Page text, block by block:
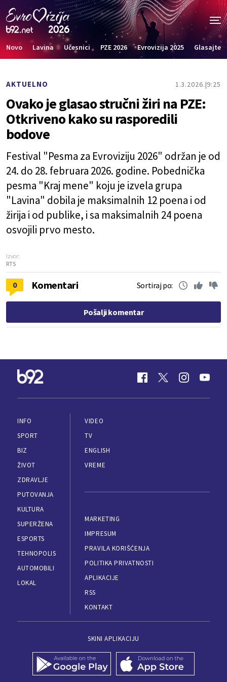
Novo Lavina Učesnici PZE 2026 Evrovizija 2025 Glasajte
AKTUELNO 1.3.2026. 9:25
Ovako je glasao stručni žiri na PZE:
Otkriveno kako su rasporedili
bodove
Festival "Pesma za Evroviziju 2026" održan je od
24. do 28. februara 2026. godine. Pobednička
pesma "Kraj mene" koju je izvela grupa
"Lavina" dobila je maksimalnih 12 poena i od
žirija i od publike, i sa maksimalnih 24 poena
osvojili prvo mesto.
Izvor:
RTS
0 Komentari Sortiraj po:
Pošalji komentar
INFO
SPORT
BIZ
ŽIVOT
ZDRAVLJE
PUTOVANJA
KULTURA
SUPERŽENA
ESPORTS
TEHNOPOLIS
AUTOMOBILI
LOKAL
VIDEO
TV
ENGLISH
VREME
MARKETING
IMPRESUM
PRAVILA KORIŠĆENJA
POLITIKA PRIVATNOSTI
APLIKACIJE
RSS
KONTAKT
SKINI APLIKACIJU